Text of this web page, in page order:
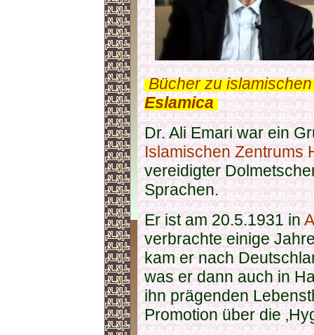
.Bücher zu
Eslamica.
Dr. Ali Emari war ein
Islamischen Zentrums
vereidigter
Sprachen.
Er ist am 20.5.1931 in
verbrachte einige
kam er nach
was er dann auch in
ihn prägenden
Promotion über die